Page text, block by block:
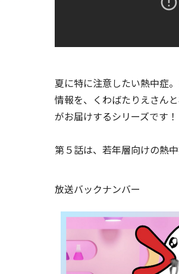
夏に特に注意したい熱中症
情報を、くわばたりえさん
がお届けするシリーズです！
第５話は、若年層向けの熱
放送バックナンバー